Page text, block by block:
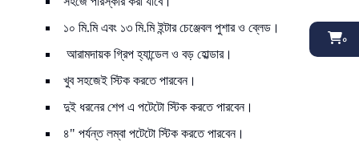
১০ মি.মি এবং ১৩ মি.মি ইন্টার চেঞ্জেবল পুশার ও ব্লেড।
আরামদায়ক গ্রিপ হ্যান্ডেল ও বড় হোল্ডার।
খুব সহজেই স্টিক করতে পারবেন।
দুই ধরনের শেপ এ পটেটো স্টিক করতে পারবেন।
৪" পর্যন্ত লম্বা পটেটো স্টিক করতে পারবেন।
০